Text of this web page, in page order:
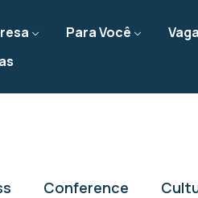
Para Você
Conference